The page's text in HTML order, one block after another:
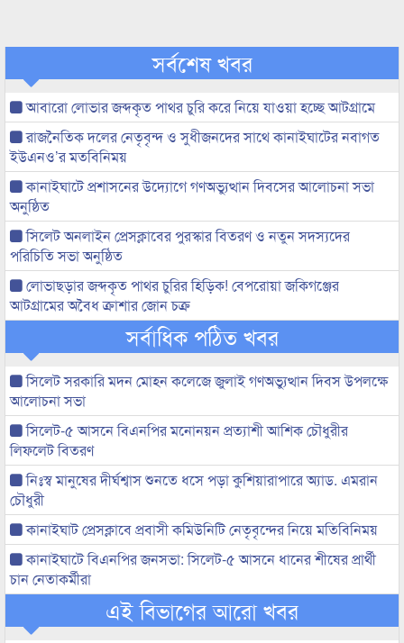
সর্বশেষ খবর
আবারো লোভার জব্দকৃত পাথর চুরি করে নিয়ে যাওয়া হচ্ছে আটগ্রামে
রাজনৈতিক দলের নেতৃবৃন্দ ও সুধীজনদের সাথে কানাইঘাটের নবাগত
ইউএনও’র মতবিনিময়
কানাইঘাটে প্রশাসনের উদ্যোগে গণঅভ্যুত্থান দিবসের আলোচনা সভা
অনুষ্ঠিত
সিলেট অনলাইন প্রেসক্লাবের পুরস্কার বিতরণ ও নতুন সদস্যদের
পরিচিতি সভা অনুষ্ঠিত
লোভাছড়ার জব্দকৃত পাথর চুরির হিড়িক! বেপরোয়া জকিগঞ্জের
আটগ্রামের অবৈধ ক্রাশার জোন চক্র
সর্বাধিক পঠিত খবর
সিলেট সরকারি মদন মোহন কলেজে জুলাই গণঅভ্যুত্থান দিবস উপলক্ষে
আলোচনা সভা
সিলেট-৫ আসনে বিএনপির মনোনয়ন প্রত্যাশী আশিক চৌধুরীর
লিফলেট বিতরণ
নিঃস্ব মানুষের দীর্ঘশ্বাস শুনতে ধসে পড়া কুশিয়ারাপারে অ্যাড. এমরান
চৌধুরী
কানাইঘাট প্রেসক্লাবে প্রবাসী কমিউনিটি নেতৃবৃন্দের নিয়ে মতিবিনিময়
কানাইঘাটে বিএনপির জনসভা: সিলেট-৫ আসনে ধানের শীষের প্রার্থী
চান নেতাকর্মীরা
এই বিভাগের আরো খবর